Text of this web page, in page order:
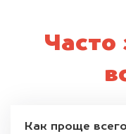
Часто
Как проще